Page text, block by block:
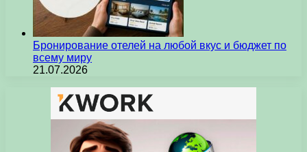
Бронирование отелей на любой вкус и бюджет по
всему миру
21.07.2026